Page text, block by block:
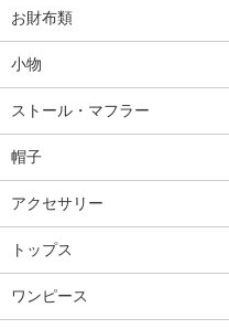
お財布類
小物
ストール・マフラー
帽子
アクセサリー
トップス
ワンピース